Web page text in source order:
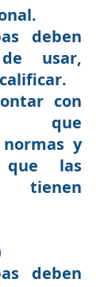
deben
usar,
con
que
y
que las
deben